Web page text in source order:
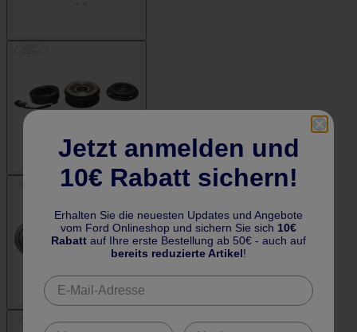
Jetzt anmelden und
10€ Rabatt sichern!
Erhalten Sie die neuesten Updates und Angebote
vom Ford Onlineshop und sichern Sie sich 10€
Rabatt auf Ihre erste Bestellung ab 50€ - auch auf
bereits reduzierte Artikel!